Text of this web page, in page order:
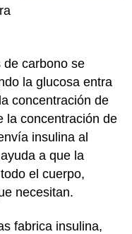
de carbono se
la glucosa entra
concentración de
la concentración de
insulina al
a que la
el cuerpo,
necesitan.
fabrica insulina,